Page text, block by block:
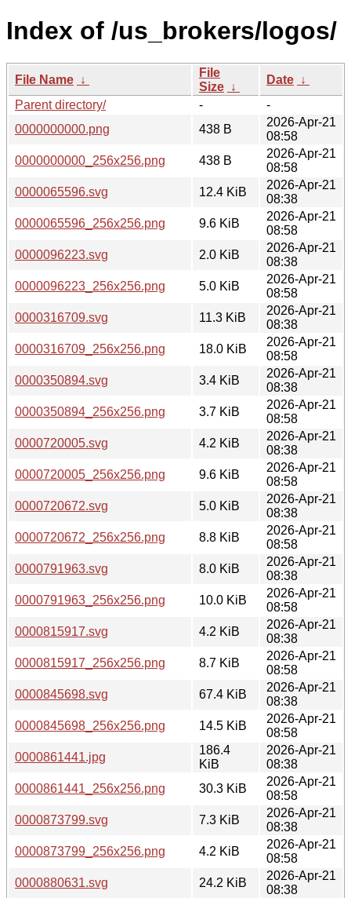
Index of /us_brokers/logos/
File Name ↓
File
Size ↓
Date ↓
Parent directory/
-
-
0000000000.png
438 B
2026-Apr-21
08:58
0000000000_256x256.png
438 B
2026-Apr-21
08:58
0000065596.svg
12.4 KiB
2026-Apr-21
08:38
0000065596_256x256.png
9.6 KiB
2026-Apr-21
08:58
0000096223.svg
2.0 KiB
2026-Apr-21
08:38
0000096223_256x256.png
5.0 KiB
2026-Apr-21
08:58
0000316709.svg
11.3 KiB
2026-Apr-21
08:38
0000316709_256x256.png
18.0 KiB
2026-Apr-21
08:58
0000350894.svg
3.4 KiB
2026-Apr-21
08:38
0000350894_256x256.png
3.7 KiB
2026-Apr-21
08:58
0000720005.svg
4.2 KiB
2026-Apr-21
08:38
0000720005_256x256.png
9.6 KiB
2026-Apr-21
08:58
0000720672.svg
5.0 KiB
2026-Apr-21
08:38
0000720672_256x256.png
8.8 KiB
2026-Apr-21
08:58
0000791963.svg
8.0 KiB
2026-Apr-21
08:38
0000791963_256x256.png
10.0 KiB
2026-Apr-21
08:58
0000815917.svg
4.2 KiB
2026-Apr-21
08:38
0000815917_256x256.png
8.7 KiB
2026-Apr-21
08:58
0000845698.svg
67.4 KiB
2026-Apr-21
08:38
0000845698_256x256.png
14.5 KiB
2026-Apr-21
08:58
0000861441.jpg
186.4
KiB
2026-Apr-21
08:38
0000861441_256x256.png
30.3 KiB
2026-Apr-21
08:58
0000873799.svg
7.3 KiB
2026-Apr-21
08:38
0000873799_256x256.png
4.2 KiB
2026-Apr-21
08:58
0000880631.svg
24.2 KiB
2026-Apr-21
08:38